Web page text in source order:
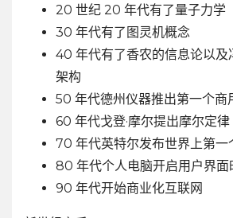
20 世纪 20 年代有了量子力学
30 年代有了图灵机概念
40 年代有了香农的信息论以及
架构
50 年代德州仪器推出第一个商
60 年代戈登·摩尔提出摩尔定律
70 年代英特尔发布世界上第
80 年代个人电脑开启用户界面
90 年代开始商业化互联网